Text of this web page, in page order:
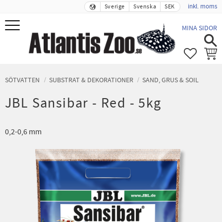
Meny
Sverige Svenska SEK inkl. moms
MINA SIDOR
SÖTVATTEN SUBSTRAT & DEKORATIONER SAND, GRUS & SOIL
JBL Sansibar - Red - 5kg
0,2-0,6 mm